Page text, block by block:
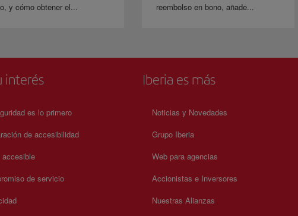
y cómo obtener el...
reembolso en bono, añade...
interés
es lo primero
de accesibilidad
accesible
de servicio
Iberia es más
Noticias y Novedades
Grupo Iberia
Web para agencias
Accionistas e Inversores
Nuestras Alianzas